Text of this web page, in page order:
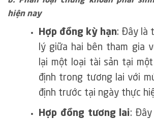
hiện nay
Hợp đồng kỳ hạn: Đây là
lý giữa hai bên tham gia
lại một loại tài sản tại
định trong tương lai với
định trước tại ngày thực
Hợp đồng tương lai: